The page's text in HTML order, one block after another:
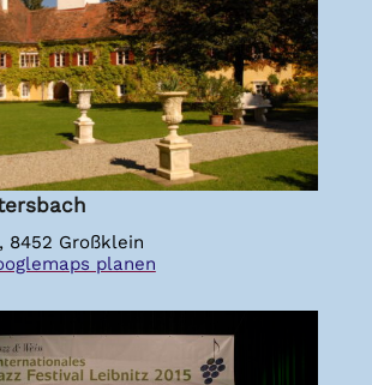
8452 Großklein
planen